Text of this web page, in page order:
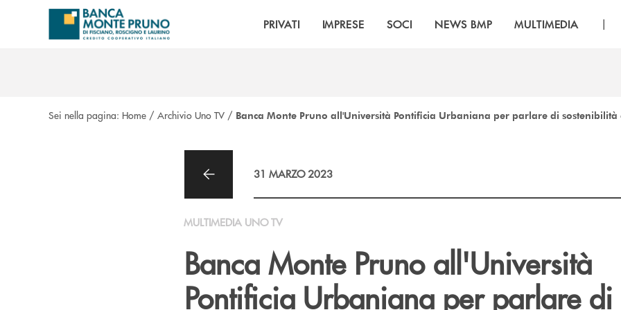
Salta al contenuto principale
PRIVATI IMPRESE SOCI NEWS BMP MULTIMEDIA |
Sei nella pagina: Home / Archivio Uno TV / Banca Monte Pruno all'Università Pontificia Urbaniana per parlare di
31 MARZO 2023
MULTIMEDIA UNO TV
Banca Monte Pruno all'Università
Pontificia Urbaniana per parlare di